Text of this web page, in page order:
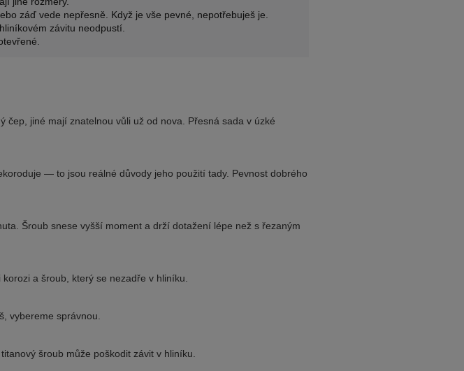
záď vede nepřesně. Když je vše pevné, nepotřebuješ je.
závitu neodpustí.
jiné mají znatelnou vůli už od nova. Přesná sada v úzké
— to jsou reálné důvody jeho použití tady. Pevnost dobrého
Šroub snese vyšší moment a drží dotažení lépe než s řezaným
a šroub, který se nezadře v hliníku.
vybereme správnou.
šroub může poškodit závit v hliníku.